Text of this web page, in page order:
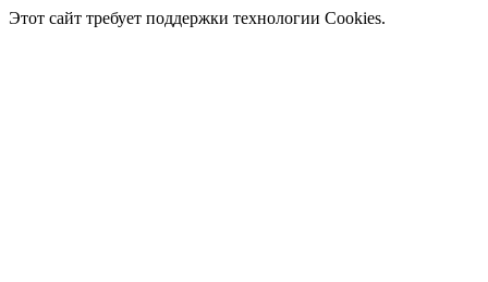
Этот сайт требует поддержки технологии Cookies.